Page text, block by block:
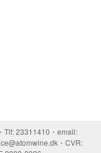
Tlf: 23311410・email:
・CVR: